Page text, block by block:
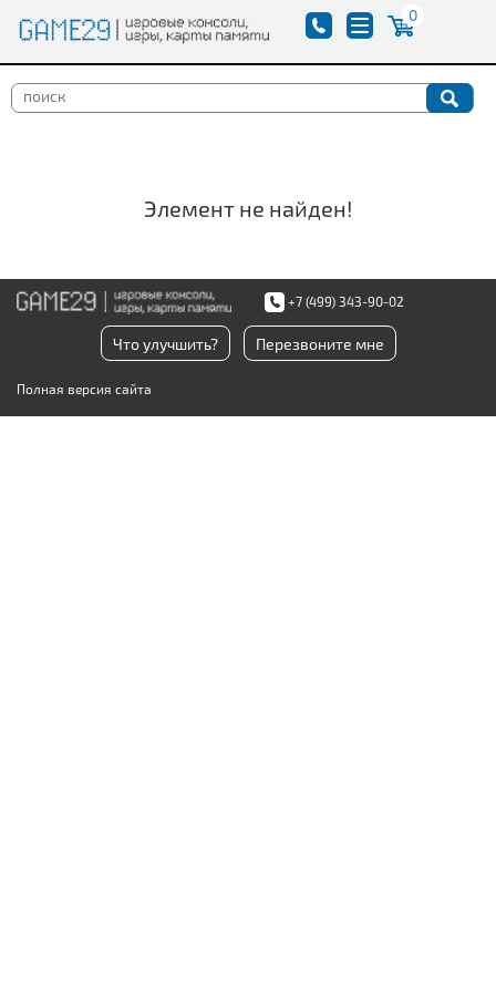
0
Элемент не найден!
+7 (499) 343-90-02
Что улучшить? Перезвоните мне
Полная версия сайта